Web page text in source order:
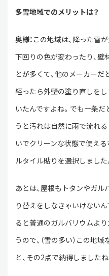
多雪地域でのメリットは？
奥様： この地域は、降った雪
下回りの色が変わったり、壁
とが多くて、他のメーカーだ
経ったら外壁の塗り直しを
いたんですよね。でも一条だ
うと汚れは自然に雨で流れ
いでクリーンな状態で使える
ルタイル貼りを選択しました
あとは、屋根もトタンやガ
り替えをしなきゃいけない
ると普通のガルバリウムよ
うので、（雪の多い）この地
と、その2点で納得しましたね